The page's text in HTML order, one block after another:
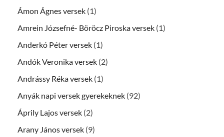
Ámon Ágnes versek (1)
Amrein Józsefné- Böröcz Piroska versek (1)
Anderkó Péter versek (1)
Andók Veronika versek (2)
Andrássy Réka versek (1)
Anyák napi versek gyerekeknek (92)
Áprily Lajos versek (2)
Arany János versek (9)